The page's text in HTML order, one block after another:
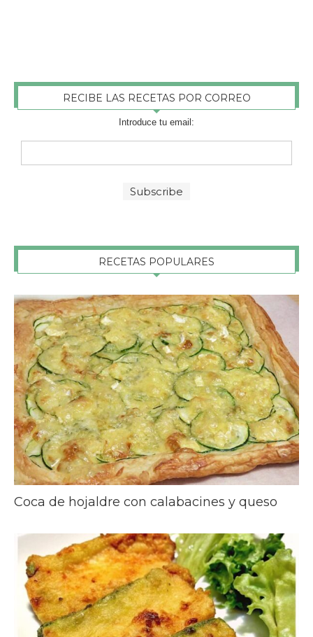
RECIBE LAS RECETAS POR CORREO
Introduce tu email:
RECETAS POPULARES
Coca de hojaldre con calabacines y queso